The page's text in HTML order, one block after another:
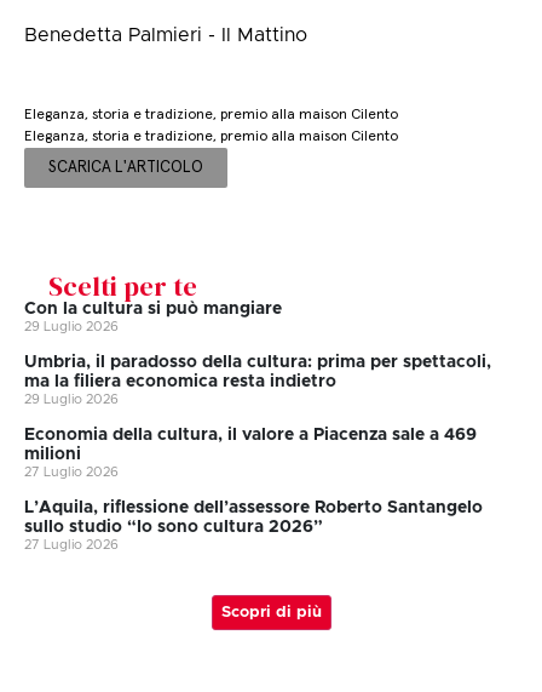
Benedetta Palmieri - Il Mattino
Eleganza, storia e tradizione, premio alla maison Cilento
Eleganza, storia e tradizione, premio alla maison Cilento
SCARICA L'ARTICOLO
Scelti per te
Con la cultura si può mangiare
29 Luglio 2026
Umbria, il paradosso della cultura: prima per spettacoli,
ma la filiera economica resta indietro
29 Luglio 2026
Economia della cultura, il valore a Piacenza sale a 469
milioni
27 Luglio 2026
L’Aquila, riflessione dell’assessore Roberto Santangelo
sullo studio “Io sono cultura 2026”
27 Luglio 2026
Scopri di più